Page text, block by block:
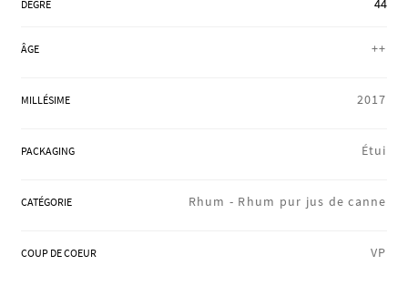
BOUTIQUE LOIRET
DEGRÉ 44
ÂGE ++
MILLÉSIME 2017
PACKAGING Étui
CATÉGORIE Rhum - Rhum pur jus de canne
COUP DE COEUR VP